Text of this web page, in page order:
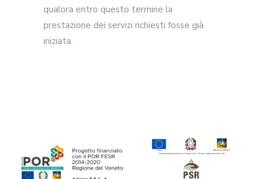
qualora entro questo termine la
prestazione dei servizi richiesti fosse già
iniziata.